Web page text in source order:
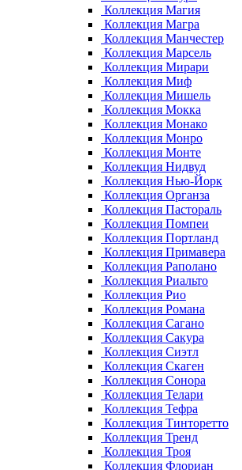
Коллекция Магия
Коллекция Магра
Коллекция Манчестер
Коллекция Марсель
Коллекция Мирари
Коллекция Миф
Коллекция Мишель
Коллекция Мокка
Коллекция Монако
Коллекция Монро
Коллекция Монте
Коллекция Нидвуд
Коллекция Нью-Йорк
Коллекция Органза
Коллекция Пастораль
Коллекция Помпеи
Коллекция Портланд
Коллекция Примавера
Коллекция Раполано
Коллекция Риальто
Коллекция Рио
Коллекция Романа
Коллекция Сагано
Коллекция Сакура
Коллекция Сиэтл
Коллекция Скаген
Коллекция Сонора
Коллекция Телари
Коллекция Тефра
Коллекция Тинторетто
Коллекция Тренд
Коллекция Троя
Коллекция Флориан